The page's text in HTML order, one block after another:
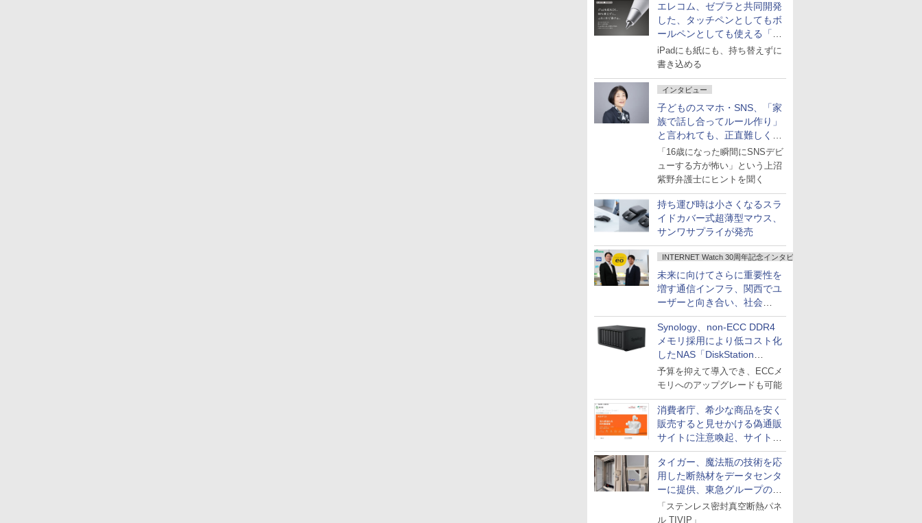
エレコム、ゼブラと共同開発
した、タッチペンとしてもボ
ールペンとしても使える「ス
タイラスツーウェイ」発売
iPadにも紙にも、持ち替えずに
書き込める
インタビュー
子どものスマホ・SNS、「家
族で話し合ってルール作り」
と言われても、正直難しくな
いですか？
「16歳になった瞬間にSNSデビ
ューする方が怖い」という上沼
紫野弁護士にヒントを聞く
持ち運び時は小さくなるスラ
イドカバー式超薄型マウス、
サンワサプライが発売
INTERNET Watch 30周年記念インタビュー
未来に向けてさらに重要性を
増す通信インフラ、関西でユ
ーザーと向き合い、社会
の“あたらしい”を起動し続け
る～オプテージ
Synology、non-ECC DDR4
メモリ採用により低コスト化
したNAS「DiskStation
neo+」シリーズ
予算を抑えて導入でき、ECCメ
モリへのアップグレードも可能
消費者庁、希少な商品を安く
販売すると見せかける偽通販
サイトに注意喚起、サイト名
とドメイン名を公表
タイガー、魔法瓶の技術を応
用した断熱材をデータセンタ
ーに提供、東急グループの実
証実験で
「ステンレス密封真空断熱パネ
ル TIVIP」